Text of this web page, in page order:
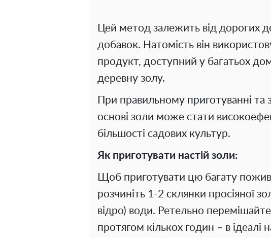
Цей метод залежить від дорогих
добавок. Натомість він
продукт, доступний у багатьох
деревну золу.
При правильному приготуванні та
основі золи може стати
більшості садових культур.
Як приготувати настій золи:
Щоб приготувати цю багату
розчиніть 1-2 склянки просіяної
відро) води. Ретельно
протягом кількох годин – в ідеалі